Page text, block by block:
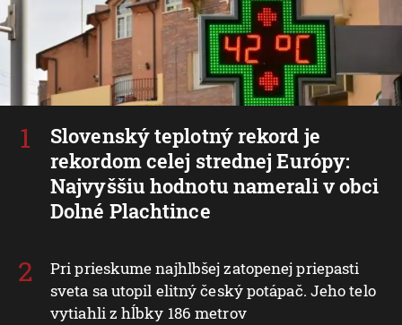
Slovenský teplotný rekord je
rekordom celej strednej Európy:
Najvyššiu hodnotu namerali v obci
Dolné Plachtince
Pri prieskume najhlbšej zatopenej priepasti
sveta sa utopil elitný český potápač. Jeho telo
vytiahli z hĺbky 186 metrov